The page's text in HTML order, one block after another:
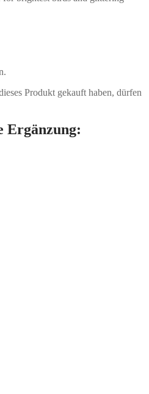
Produkt gekauft haben, dürfen
Ergänzung: